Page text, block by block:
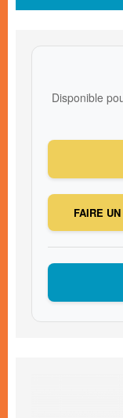
Disponible
FAIRE